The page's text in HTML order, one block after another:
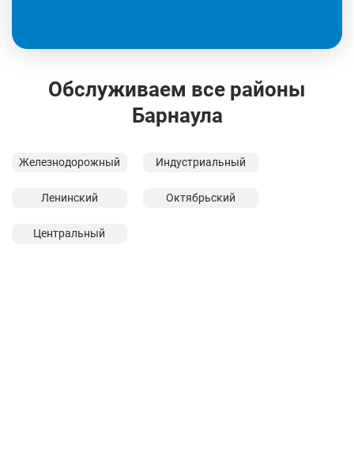
Обслуживаем все районы
Барнаула
Железнодорожный Индустриальный
Ленинский Октябрьский
Центральный